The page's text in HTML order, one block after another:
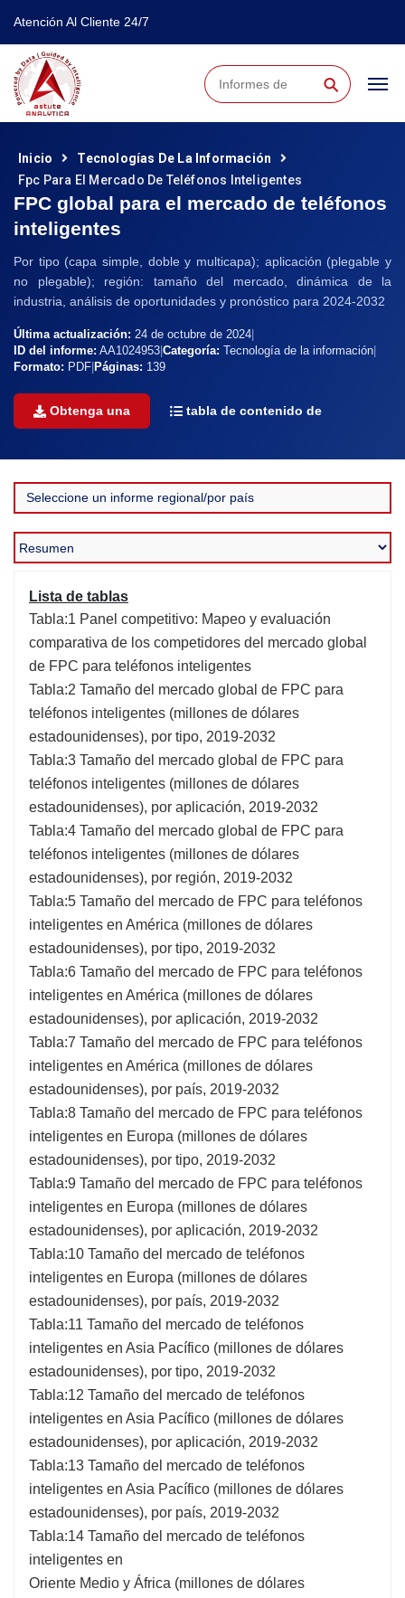
Atención Al Cliente 24/7
⚲
Inicio
Tecnologías De La Información
Fpc Para El Mercado De Teléfonos Inteligentes
FPC global para el mercado de teléfonos
inteligentes
Por tipo (capa simple, doble y multicapa); aplicación (plegable y
no plegable); región: tamaño del mercado, dinámica de la
industria, análisis de oportunidades y pronóstico para 2024-2032
Última actualización: 24 de octubre de 2024
ID del informe: AA1024953 Categoría: Tecnología de la información
Formato: PDF Páginas: 139
Obtenga una tabla de contenido de
Lista de tablas
Tabla:1 Panel competitivo: Mapeo y evaluación
comparativa de los competidores del mercado global
de FPC para teléfonos inteligentes
Tabla:2 Tamaño del mercado global de FPC para
teléfonos inteligentes (millones de dólares
estadounidenses), por tipo, 2019-2032
Tabla:3 Tamaño del mercado global de FPC para
teléfonos inteligentes (millones de dólares
estadounidenses), por aplicación, 2019-2032
Tabla:4 Tamaño del mercado global de FPC para
teléfonos inteligentes (millones de dólares
estadounidenses), por región, 2019-2032
Tabla:5 Tamaño del mercado de FPC para teléfonos
inteligentes en América (millones de dólares
estadounidenses), por tipo, 2019-2032
Tabla:6 Tamaño del mercado de FPC para teléfonos
inteligentes en América (millones de dólares
estadounidenses), por aplicación, 2019-2032
Tabla:7 Tamaño del mercado de FPC para teléfonos
inteligentes en América (millones de dólares
estadounidenses), por país, 2019-2032
Tabla:8 Tamaño del mercado de FPC para teléfonos
inteligentes en Europa (millones de dólares
estadounidenses), por tipo, 2019-2032
Tabla:9 Tamaño del mercado de FPC para teléfonos
inteligentes en Europa (millones de dólares
estadounidenses), por aplicación, 2019-2032
Tabla:10 Tamaño del mercado de teléfonos
inteligentes en Europa (millones de dólares
estadounidenses), por país, 2019-2032
Tabla:11 Tamaño del mercado de teléfonos
inteligentes en Asia Pacífico (millones de dólares
estadounidenses), por tipo, 2019-2032
Tabla:12 Tamaño del mercado de teléfonos
inteligentes en Asia Pacífico (millones de dólares
estadounidenses), por aplicación, 2019-2032
Tabla:13 Tamaño del mercado de teléfonos
inteligentes en Asia Pacífico (millones de dólares
estadounidenses), por país, 2019-2032
Tabla:14 Tamaño del mercado de teléfonos
inteligentes en
Oriente Medio y África (millones de dólares